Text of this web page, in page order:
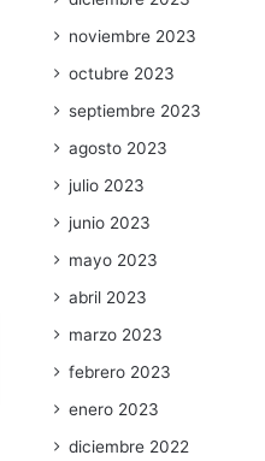
noviembre 2023
octubre 2023
septiembre 2023
agosto 2023
julio 2023
junio 2023
mayo 2023
abril 2023
marzo 2023
febrero 2023
enero 2023
diciembre 2022